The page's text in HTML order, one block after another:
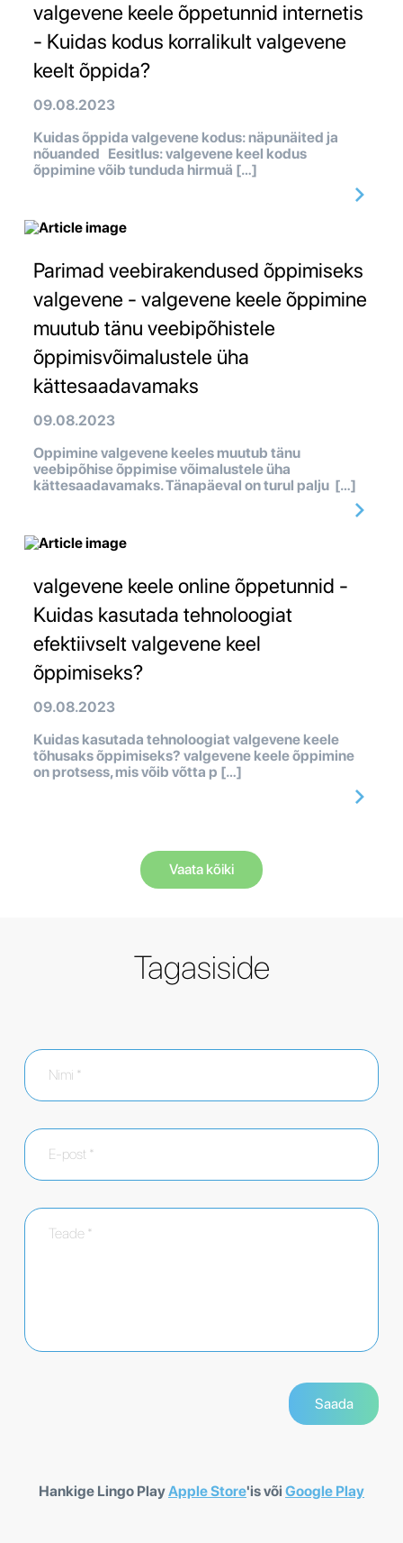
valgevene keele õppetunnid internetis
- Kuidas kodus korralikult valgevene
keelt õppida?
09.08.2023
Kuidas õppida valgevene kodus: näpunäited ja
nõuanded Eesitlus: valgevene keel kodus
õppimine võib tunduda hirmuä […]
Parimad veebirakendused õppimiseks
valgevene - valgevene keele õppimine
muutub tänu veebipõhistele
õppimisvõimalustele üha
kättesaadavamaks
09.08.2023
Oppimine valgevene keeles muutub tänu
veebipõhise õppimise võimalustele üha
kättesaadavamaks. Tänapäeval on turul palju […]
valgevene keele online õppetunnid -
Kuidas kasutada tehnoloogiat
efektiivselt valgevene keel
õppimiseks?
09.08.2023
Kuidas kasutada tehnoloogiat valgevene keele
tõhusaks õppimiseks? valgevene keele õppimine
on protsess, mis võib võtta p […]
Vaata kõiki
Tagasiside
Hankige Lingo PlayApple Store'is või Google Play